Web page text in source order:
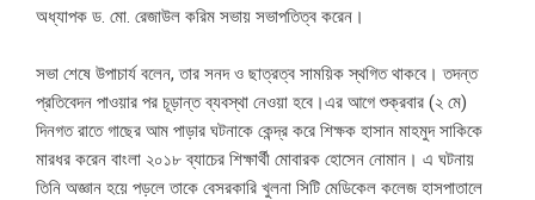
অধ্যাপক ড. মো. রেজাউল করিম সভায় সভাপতিত্ব করেন।
সভা শেষে উপাচার্য বলেন, তার সনদ ও ছাত্রত্ব সাময়িক স্থগিত থাকবে। তদন্ত
প্রতিবেদন পাওয়ার পর চূড়ান্ত ব্যবস্থা নেওয়া হবে।এর আগে শুক্রবার (২ মে)
দিনগত রাতে গাছের আম পাড়ার ঘটনাকে কেন্দ্র করে শিক্ষক হাসান মাহমুদ সাকিকে
মারধর করেন বাংলা ২০১৮ ব্যাচের শিক্ষার্থী মোবারক হোসেন নোমান। এ ঘটনায়
তিনি অজ্ঞান হয়ে পড়লে তাকে বেসরকারি খুলনা সিটি মেডিকেল কলেজ হাসপাতালে